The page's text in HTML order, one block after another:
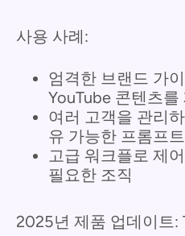
사용 사례:
엄격한 브랜드 가
YouTube 콘텐츠
여러 고객을 관리
유 가능한 프롬프
고급 워크플로 제
필요한 조직
2025년 제품 업데이트: